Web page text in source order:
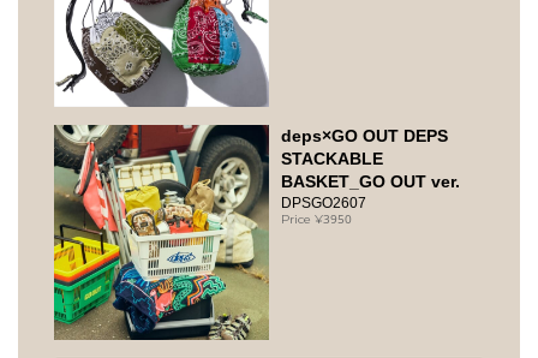
deps×GO OUT DEPS
STACKABLE
BASKET_GO OUT ver.
DPSGO2607
3950